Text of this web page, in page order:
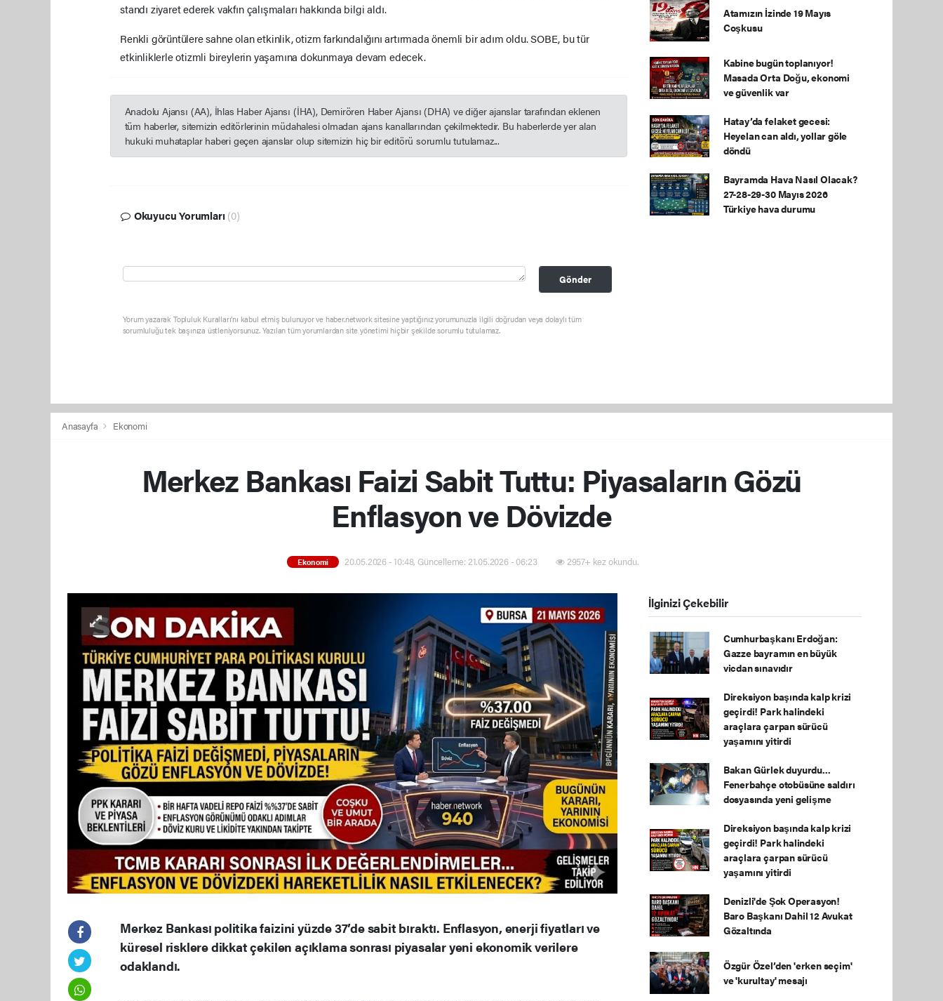
standı ziyaret ederek vakfın çalışmaları hakkında bilgi aldı.
Renkli görüntülere sahne olan etkinlik, otizm farkındalığını artırmada önemli bir adım oldu. SOBE, bu tür
etkinliklerle otizmli bireylerin yaşamına dokunmaya devam edecek.
Anadolu Ajansı (AA), İhlas Haber Ajansı (İHA), Demirören Haber Ajansı (DHA) ve diğer ajanslar tarafından eklenen
tüm haberler, sitemizin editörlerinin müdahalesi olmadan ajans kanallarından çekilmektedir. Bu haberlerde yer alan
hukuki muhataplar haberi geçen ajanslar olup sitemizin hiç bir editörü sorumlu tutulamaz...
Okuyucu Yorumları (0)
Gönder
Yorum yazarak Topluluk Kuralları’nı kabul etmiş bulunuyor ve haber.network sitesine yaptığınız yorumunuzla ilgili doğrudan veya dolaylı tüm
sorumluluğu tek başınıza üstleniyorsunuz. Yazılan tüm yorumlardan site yönetimi hiçbir şekilde sorumlu tutulamaz.
Atamızın İzinde 19 Mayıs
Coşkusu
Kabine bugün toplanıyor!
Masada Orta Doğu, ekonomi
ve güvenlik var
Hatay’da felaket gecesi:
Heyelan can aldı, yollar göle
döndü
Bayramda Hava Nasıl Olacak?
27-28-29-30 Mayıs 2026
Türkiye hava durumu
Anasayfa Ekonomi
Merkez Bankası Faizi Sabit Tuttu: Piyasaların Gözü
Enflasyon ve Dövizde
Ekonomi 20.05.2026 - 10:48, Güncelleme: 21.05.2026 - 06:23 2957+ kez okundu.
Merkez Bankası politika faizini yüzde 37’de sabit bıraktı. Enflasyon, enerji fiyatları ve
küresel risklere dikkat çekilen açıklama sonrası piyasalar yeni ekonomik verilere
odaklandı.
İlginizi Çekebilir
Cumhurbaşkanı Erdoğan:
Gazze bayramın en büyük
vicdan sınavıdır
Direksiyon başında kalp krizi
geçirdi! Park halindeki
araçlara çarpan sürücü
yaşamını yitirdi
Bakan Gürlek duyurdu...
Fenerbahçe otobüsüne saldırı
dosyasında yeni gelişme
Direksiyon başında kalp krizi
geçirdi! Park halindeki
araçlara çarpan sürücü
yaşamını yitirdi
Denizli'de Şok Operasyon!
Baro Başkanı Dahil 12 Avukat
Gözaltında
Özgür Özel’den 'erken seçim'
ve 'kurultay' mesajı